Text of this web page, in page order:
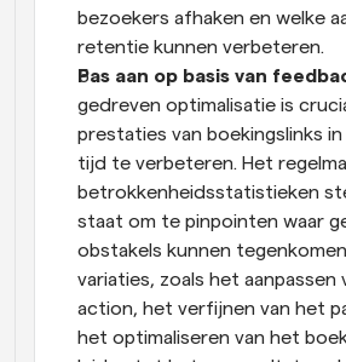
bezoekers afhaken en welke
retentie kunnen verbeteren.
Pas aan op basis van
gedreven optimalisatie is
prestaties van boekingslinks
tijd te verbeteren. Het
betrokkenheidsstatistieken
staat om te pinpointen waar
obstakels kunnen
variaties, zoals het aanpassen
action, het verfijnen van het
het optimaliseren van het